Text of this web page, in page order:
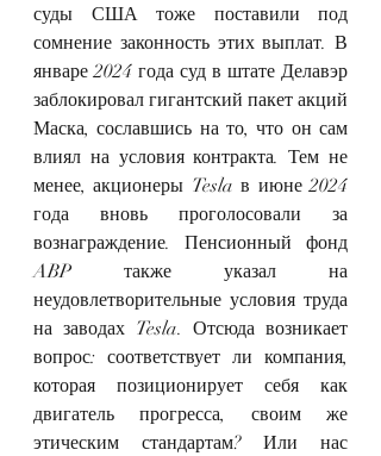
суды США тоже поставили под
сомнение законность этих выплат. В
январе 2024 года суд в штате Делавэр
заблокировал гигантский пакет акций
Маска, сославшись на то, что он сам
влиял на условия контракта. Тем не
менее, акционеры Tesla в июне 2024
года вновь проголосовали за
вознаграждение. Пенсионный фонд
ABP также указал на
неудовлетворительные условия труда
на заводах Tesla. Отсюда возникает
вопрос: соответствует ли компания,
которая позиционирует себя как
двигатель прогресса, своим же
этическим стандартам? Или нас